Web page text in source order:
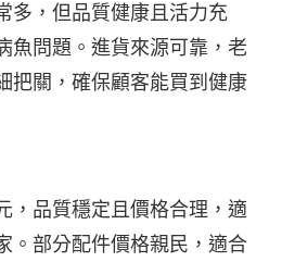
多，但品質健康且活力充
魚問題。進貨來源可靠，老
把關，確保顧客能買到健康
，品質穩定且價格合理，適
。部分配件價格親民，適合